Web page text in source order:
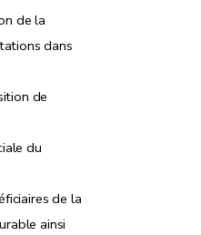
de la
dans
de
du
de la
ainsi